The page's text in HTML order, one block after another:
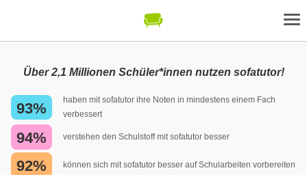
Über 2,1 Millionen Schüler*innen nutzen sofatutor!
93%
haben mit sofatutor ihre Noten in mindestens einem Fach
verbessert
94% verstehen den Schulstoff mit sofatutor besser
92% können sich mit sofatutor besser auf Schularbeiten vorbereiten